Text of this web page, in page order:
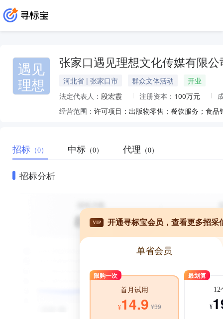
遇见
理想
张家口遇见理想文化传媒有限公
河北省 | 张家口市 群众文体活动
开业
法定代表人： 段宏霞 注册资本： 100万元
经营范围：
招标 （0） 中标 （0） 代理 （0）
招标分析
VIP 开通寻标宝会员，查看更多招采
单省会员
限购一次
首月试用
¥14.9 ¥39
最划算
12
¥